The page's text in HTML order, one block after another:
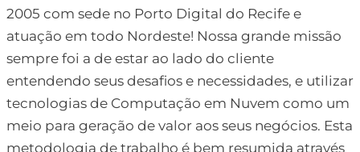
2005 com sede no Porto Digital do Recife e
atuação em todo Nordeste! Nossa grande missão
sempre foi a de estar ao lado do cliente
entendendo seus desafios e necessidades, e utilizar
tecnologias de Computação em Nuvem como um
meio para geração de valor aos seus negócios. Esta
metodologia de trabalho é bem resumida através